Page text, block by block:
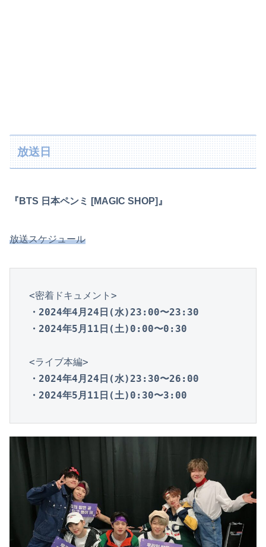
放送日
『BTS 日本ペンミ [MAGIC SHOP]』
放送スケジュール
・2024年4月24日(水)23:00〜23:30
・2024年5月11日(土)0:00〜0:30
・2024年4月24日(水)23:30〜26:00
・2024年5月11日(土)0:30〜3:00